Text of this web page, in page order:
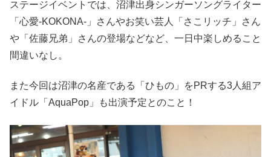
ステージイベントでは、沼津出身シンガーソングライター
「心愛-KOKONA-」さんやお笑い芸人「さこリッチ」さん
や「佐藤兄弟」さんの登場などなど、一日中楽しめること
間違いなし。
また今回は沼津の名産である「ひもの」をPRする3人組ア
イドル「AquaPop」も出演予定とのこと！